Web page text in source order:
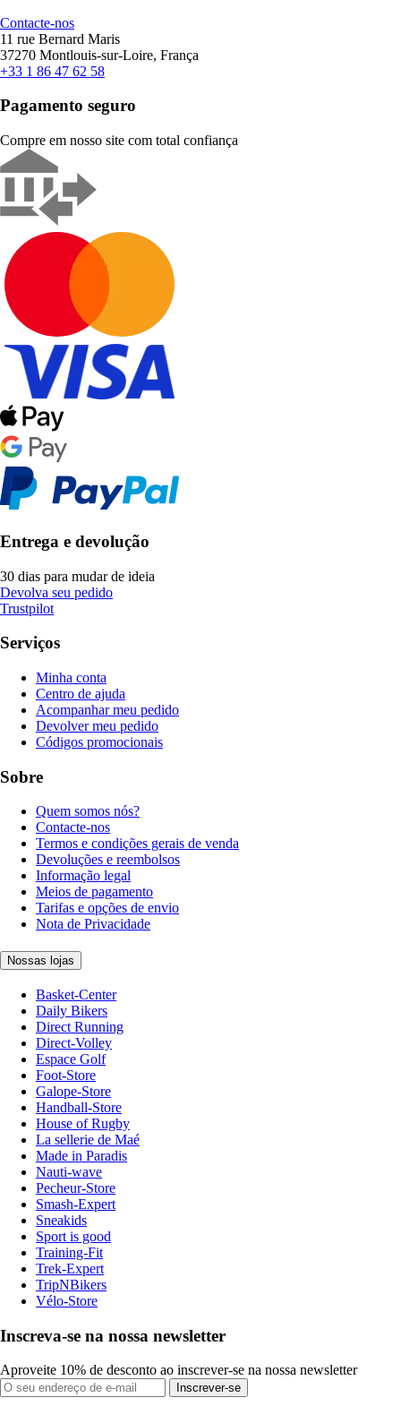
Contacte-nos
11 rue Bernard Maris
37270 Montlouis-sur-Loire, França
+33 1 86 47 62 58
Pagamento seguro
Compre em nosso site com total confiança
Entrega e devolução
30 dias para mudar de ideia
Devolva seu pedido
Trustpilot
Serviços
Minha conta
Centro de ajuda
Acompanhar meu pedido
Devolver meu pedido
Códigos promocionais
Sobre
Quem somos nós?
Contacte-nos
Termos e condições gerais de venda
Devoluções e reembolsos
Informação legal
Meios de pagamento
Tarifas e opções de envio
Nota de Privacidade
Nossas lojas
Basket-Center
Daily Bikers
Direct Running
Direct-Volley
Espace Golf
Foot-Store
Galope-Store
Handball-Store
House of Rugby
La sellerie de Maé
Made in Paradis
Nauti-wave
Pecheur-Store
Smash-Expert
Sneakids
Sport is good
Training-Fit
Trek-Expert
TripNBikers
Vélo-Store
Inscreva-se na nossa newsletter
Aproveite 10% de desconto ao inscrever-se na nossa newsletter
Inscrever-se